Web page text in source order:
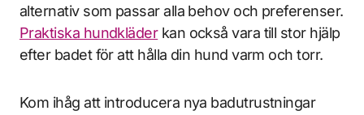
alternativ som passar alla behov och preferenser.
Praktiska hundkläderkan också vara till stor hjälp
efter badet för att hålla din hund varm och torr.
Kom ihåg att introducera nya badutrustningar